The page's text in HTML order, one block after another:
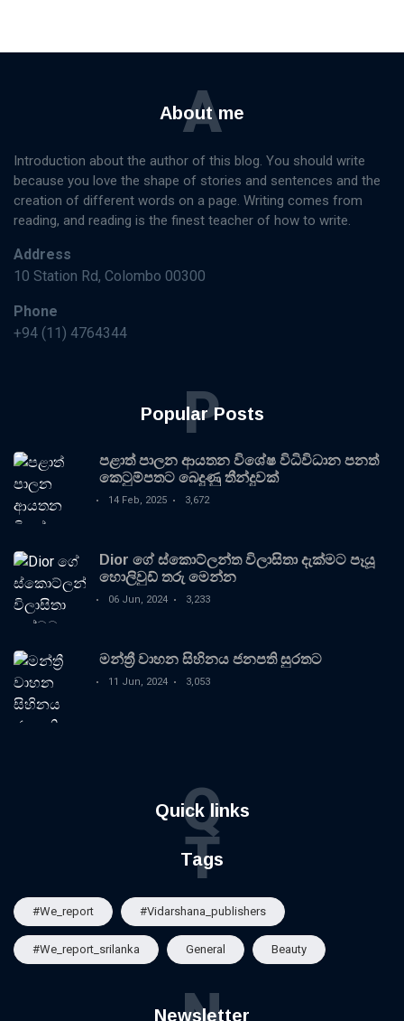
About me
A
Introduction about the author of this blog. You should write
because you love the shape of stories and sentences and the
creation of different words on a page. Writing comes from
reading, and reading is the finest teacher of how to write.
Address
10 Station Rd, Colombo 00300
Phone
+94 (11) 4764344
Popular Posts
P
පළාත් පාලන ආයතන විශේෂ විධිවිධාන පනත්
කෙටුම්පතට බෙදුණු තීන්දුවක්
14 Feb, 2025 3,672
Dior ගේ ස්කොට්ලන්ත විලාසිතා දැක්මට පෑයූ
හොලිවුඩ් තරු මෙන්න
06 Jun, 2024 3,233
මන්ත්‍රී වාහන සිහිනය ජනපති සුරතට
11 Jun, 2024 3,053
Quick links
Q
Tags
T
#we_report #vidarshana_publishers
#we_report_srilanka General Beauty
Newsletter